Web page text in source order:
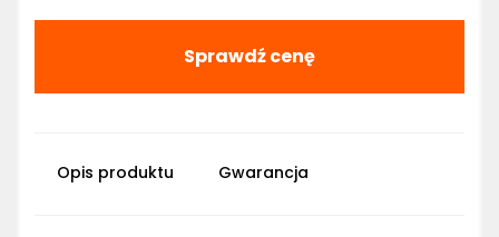
Sprawdź cenę
Opis produktu Gwarancja